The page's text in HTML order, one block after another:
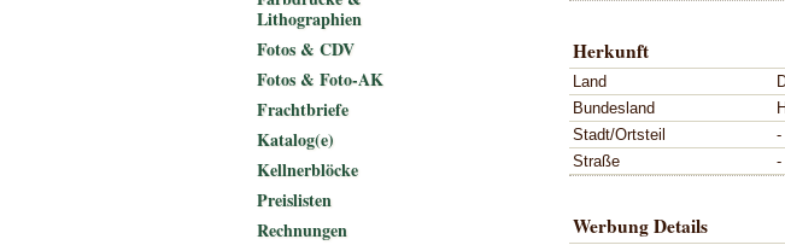
Herkunft
Land
Bundesland
Stadt/Ortsteil
-
Straße
-
Werbung Details
Lithographien
Fotos & CDV
Fotos & Foto-AK
Frachtbriefe
Katalog(e)
Kellnerblöcke
Preislisten
Rechnungen